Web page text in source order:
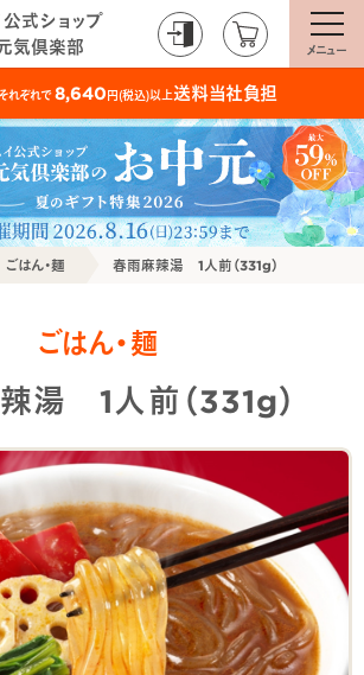
公式ショップ
気倶楽部
メニュー
れぞれで8,640円(税込)以上送料当社負担
ごはん・麺 春雨麻辣湯 1人前（331g）
ごはん・麺
湯 1人前（331g）